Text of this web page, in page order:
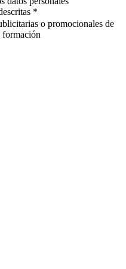
*
o promocionales de
formación